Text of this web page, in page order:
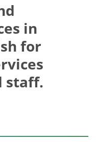
in
for
staff.